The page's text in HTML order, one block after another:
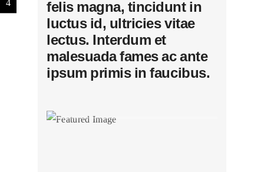
felis magna, tincidunt in
luctus id, ultricies vitae
lectus. Interdum et
malesuada fames ac ante
ipsum primis in faucibus.
4